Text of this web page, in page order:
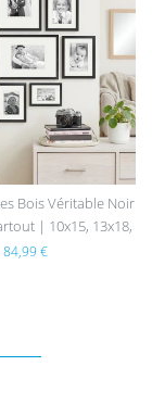
Bois Véritable Noir
| 10x15, 13x18,
et 21x30 cm
84,99 €